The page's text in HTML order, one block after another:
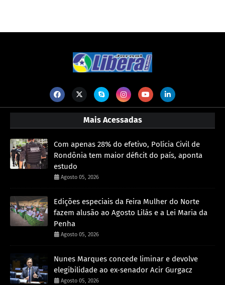
Mais Acessadas
Com apenas 28% do efetivo, Polícia Civil de
Rondônia tem maior déficit do país, aponta
estudo
Agosto 05, 2026
Edições especiais da Feira Mulher do Norte
fazem alusão ao Agosto Lilás e a Lei Maria da
Penha
Agosto 05, 2026
Nunes Marques concede liminar e devolve
elegibilidade ao ex-senador Acir Gurgacz
Agosto 05, 2026